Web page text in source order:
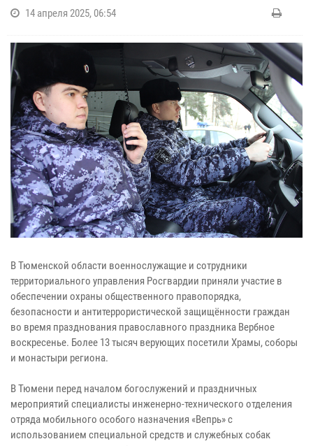
14 апреля 2025, 06:54
В Тюменской области военнослужащие и сотрудники
территориального управления Росгвардии приняли участие в
обеспечении охраны общественного правопорядка,
безопасности и антитеррористической защищённости граждан
во время празднования православного праздника Вербное
воскресенье. Более 13 тысяч верующих посетили Храмы, соборы
и монастыри региона.
В Тюмени перед началом богослужений и праздничных
мероприятий специалисты инженерно-технического отделения
отряда мобильного особого назначения «Вепрь» с
использованием специальной средств и служебных собак